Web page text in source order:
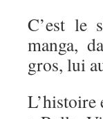
C’est le
manga,
gros, lui
L’histoire